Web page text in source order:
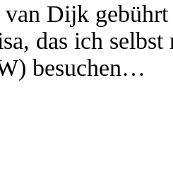
Dijk
das ich
besuchen…